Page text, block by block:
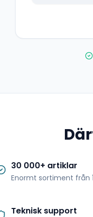
30 000+ artiklar
Enormt sortiment från
Teknisk support